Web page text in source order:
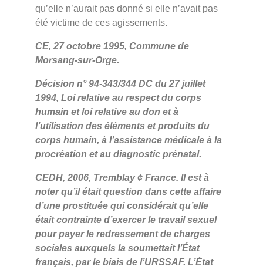
qu’elle n’aurait pas donné si elle n’avait pas
été victime de ces agissements.
CE, 27 octobre 1995, Commune de
Morsang-sur-Orge.
Décision n° 94-343/344 DC du 27 juillet
1994, Loi relative au respect du corps
humain et loi relative au don et à
l’utilisation des éléments et produits du
corps humain, à l’assistance médicale à la
procréation et au diagnostic prénatal.
CEDH, 2006, Tremblay ¢ France. Il est à
noter qu’il était question dans cette affaire
d’une prostituée qui considérait qu’elle
était contrainte d’exercer le travail sexuel
pour payer le redressement de charges
sociales auxquels la soumettait l’État
français, par le biais de l’URSSAF. L’État